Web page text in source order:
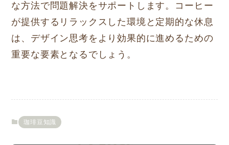
な方法で問題解決をサポートします。コーヒー
が提供するリラックスした環境と定期的な休息
は、デザイン思考をより効果的に進めるための
重要な要素となるでしょう。
珈琲豆知識